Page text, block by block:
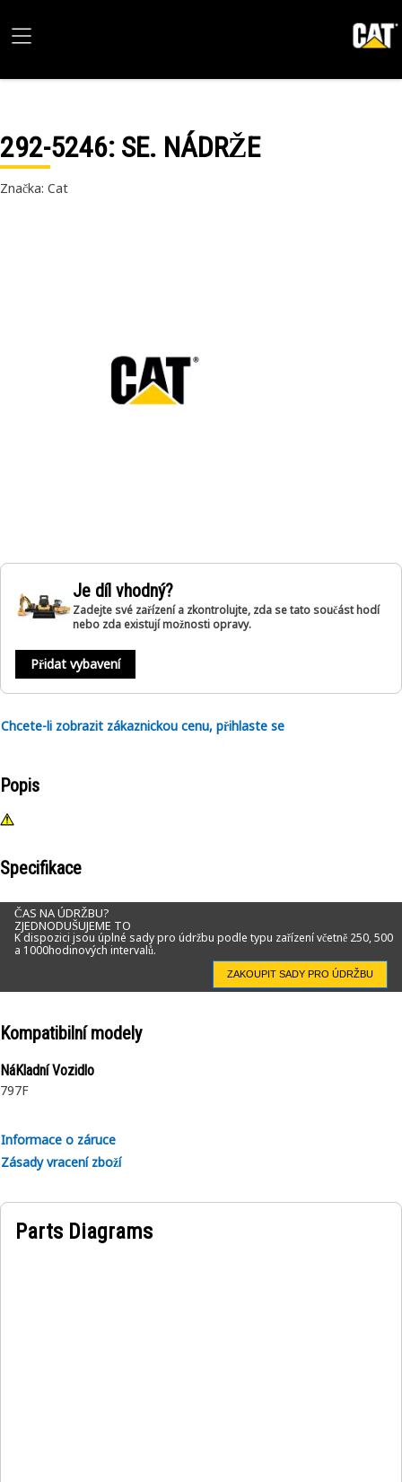
292-5246: SE. NÁDRŽE
Značka: Cat
Je díl vhodný?
Zadejte své zařízení a zkontrolujte, zda se tato součást hodí
nebo zda existují možnosti opravy.
Přidat vybavení
Chcete-li zobrazit zákaznickou cenu, přihlaste se
Popis
Specifikace
ČAS NA ÚDRŽBU?
ZJEDNODUŠUJEME TO
K dispozici jsou úplné sady pro údržbu podle typu zařízení včetně 250, 500
a 1000hodinových intervalů.
ZAKOUPIT SADY PRO ÚDRŽBU
Kompatibilní modely
NáKladní Vozidlo
797F
Informace o záruce
Zásady vracení zboží
Parts Diagrams